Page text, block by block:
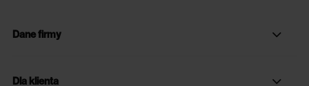
Dane firmy
Dla klienta